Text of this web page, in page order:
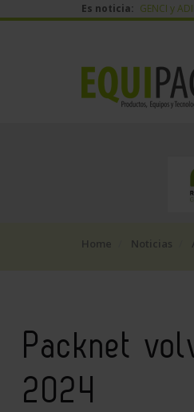
Es noticia: GENCI y
Home Noticias
Packnet
2024